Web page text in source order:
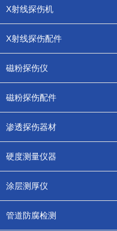
X射线探伤机
X射线探伤配件
磁粉探伤仪
磁粉探伤配件
渗透探伤器材
硬度测量仪器
涂层测厚仪
管道防腐检测